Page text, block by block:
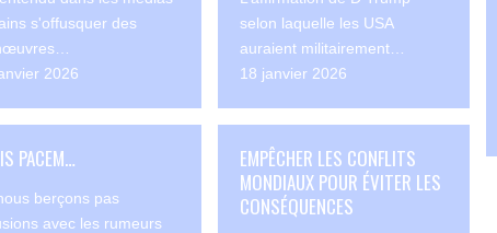
s'offusquer des
2026
selon laquelle les USA
auraient militairement…
18 janvier 2026
PACEM…
berçons pas
avec les rumeurs
EMPÊCHER LES CONFLITS
MONDIAUX POUR ÉVITER LES
CONSÉQUENCES